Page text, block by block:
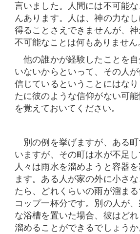
言いました。人間には不可能
んあります。人は、神の力な
得ることさえできませんが、
不可能なことは何もありません
他の誰かが経験したことを自
いないからといって、その人
信じているということにはな
たに彼のような信仰がない可
を覚えておいてください。
別の例を挙げますが、ある町
いますが、その町は水が不足し
人々は雨水を溜めようと容器
ます。ある人が家の外に小さ
たら、どれくらいの雨が溜まる
コップ一杯分です。別の人が
な浴槽を置いた場合、彼はど
溜めることができるでしょう